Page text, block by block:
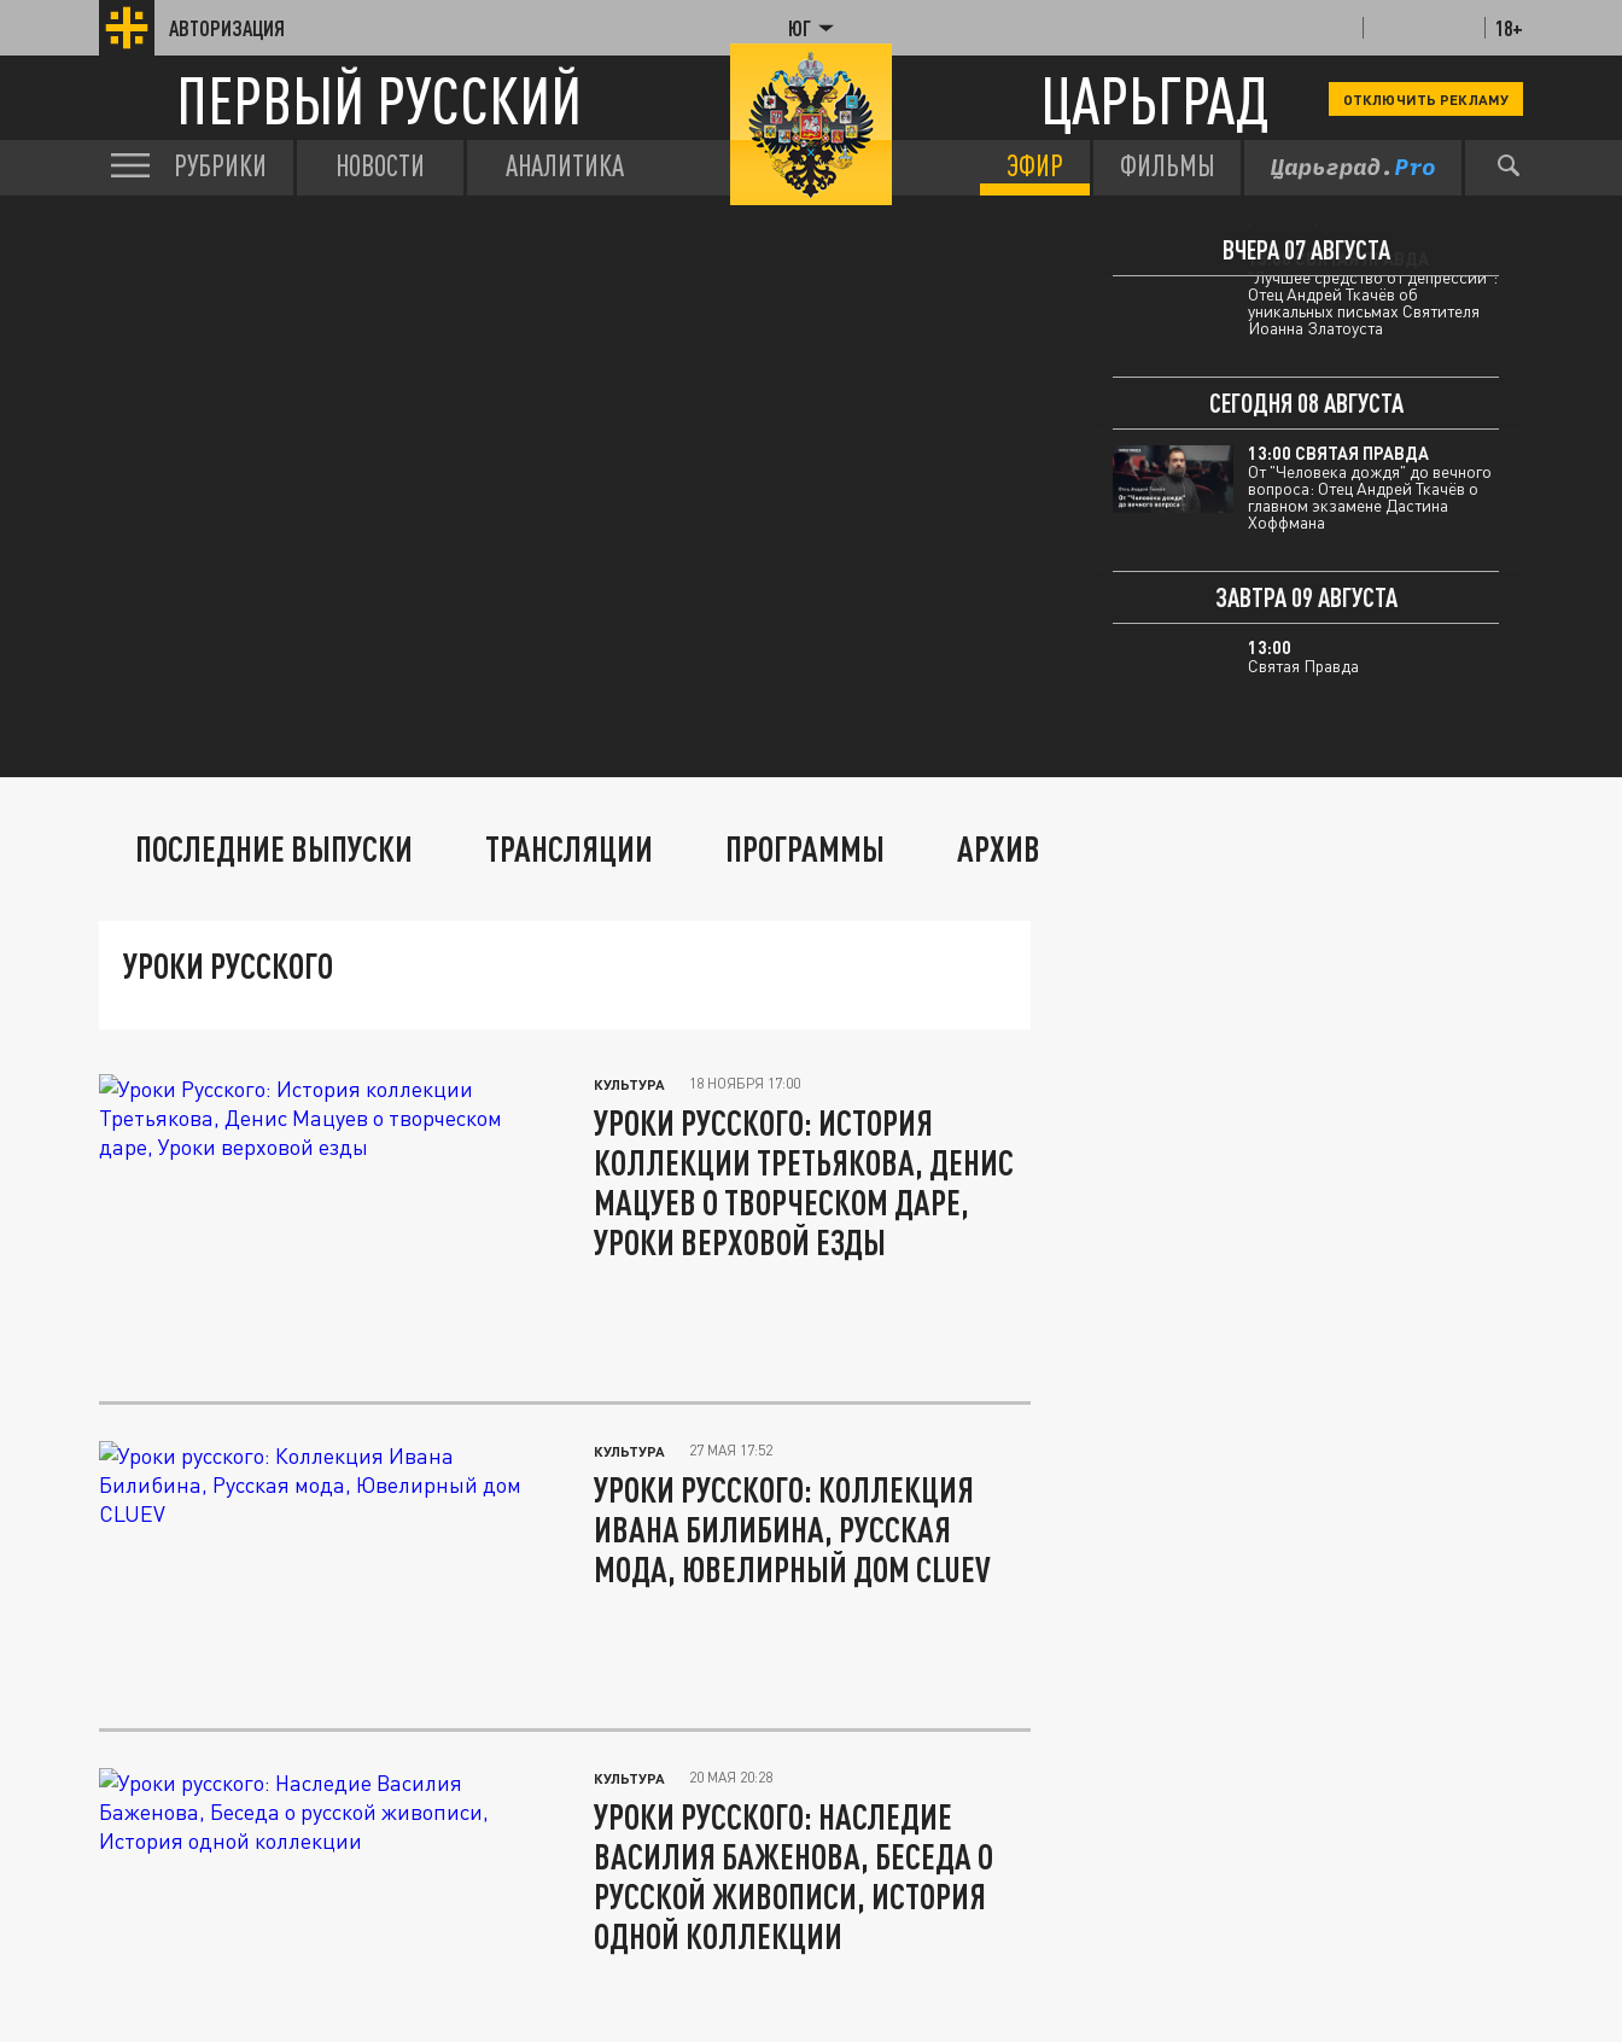
АВТОРИЗАЦИЯ ЮГ 18+
ПЕРВЫЙ РУССКИЙ ЦАРЬГРАД ОТКЛЮЧИТЬ РЕКЛАМУ
РУБРИКИ НОВОСТИ АНАЛИТИКА ЭФИР ФИЛЬМЫ
ВЧЕРА 07 АВГУСТА
12:00 МЫ В КУРСЕ
Два покушения и теракт на
13:00 СВЯТАЯ ПРАВДА
"Лучшее средство от депрессии":
Отец Андрей Ткачёв об
уникальных письмах Святителя
Иоанна Златоуста
СЕГОДНЯ 08 АВГУСТА
13:00 СВЯТАЯ ПРАВДА
От "Человека дождя" до вечного
вопроса: Отец Андрей Ткачёв о
главном экзамене Дастина
Хоффмана
ЗАВТРА 09 АВГУСТА
13:00
Святая Правда
ПОСЛЕДНИЕ ВЫПУСКИ ТРАНСЛЯЦИИ ПРОГРАММЫ АРХИВ
УРОКИ РУССКОГО
КУЛЬТУРА 18 НОЯБРЯ 17:00
УРОКИ РУССКОГО: ИСТОРИЯ
КОЛЛЕКЦИИ ТРЕТЬЯКОВА, ДЕНИС
МАЦУЕВ О ТВОРЧЕСКОМ ДАРЕ,
УРОКИ ВЕРХОВОЙ ЕЗДЫ
КУЛЬТУРА 27 МАЯ 17:52
УРОКИ РУССКОГО: КОЛЛЕКЦИЯ
ИВАНА БИЛИБИНА, РУССКАЯ
МОДА, ЮВЕЛИРНЫЙ ДОМ CLUEV
КУЛЬТУРА 20 МАЯ 20:28
УРОКИ РУССКОГО: НАСЛЕДИЕ
ВАСИЛИЯ БАЖЕНОВА, БЕСЕДА О
РУССКОЙ ЖИВОПИСИ, ИСТОРИЯ
ОДНОЙ КОЛЛЕКЦИИ